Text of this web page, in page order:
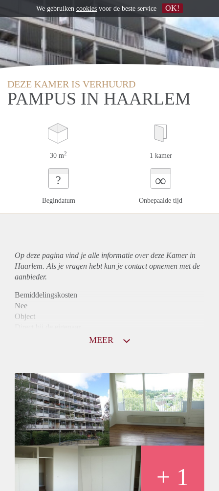
DEZE KAMER IS VERHUURD
PAMPUS IN HAARLEM
30 m2 1 kamer
?
Begindatum
∞
Onbepaalde tijd
Op deze pagina vind je alle informatie over deze Kamer in
Haarlem. Als je vragen hebt kun je contact opnemen met de
aanbieder.
Bemiddelingskosten
Nee
Object
Huurtoeslag
Mogelijk
Inkomen eis
N.V.T.
Huurtermijn
Onbepaalde termijn
Oplevering
Kaal
MEER
+ 1
We gebruiken cookies voor de beste service OK!